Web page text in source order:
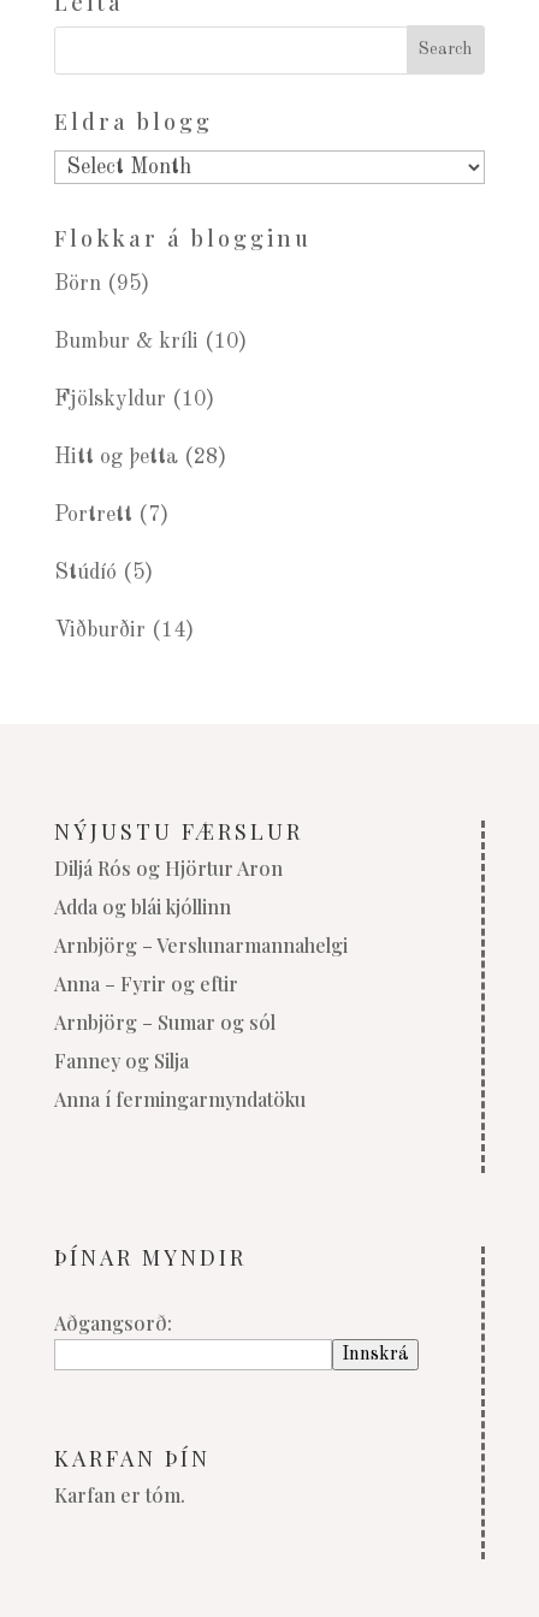
Eldra blogg
Eldra
Flokkar á blogginu
Börn(95)
Bumbur & kríli (10)
Fjölskyldur (10)
Hitt og þetta(28)
Portrett (7)
Stúdíó (5)
Viðburðir (14)
NÝJUSTU FÆRSLUR
Diljá Rós og Hjörtur Aron
Adda og blái kjóllinn
Arnbjörg – Verslunarmannahelgi
Anna – Fyrir og eftir
Arnbjörg – Sumar og sól
Fanney og Silja
Anna í fermingarmyndatöku
ÞÍNAR MYNDIR
Aðgangsorð:
KARFAN ÞÍN
Karfan er tóm.